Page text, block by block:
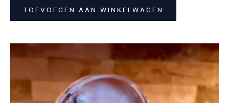
TOEVOEGEN AAN WINKELWAGEN